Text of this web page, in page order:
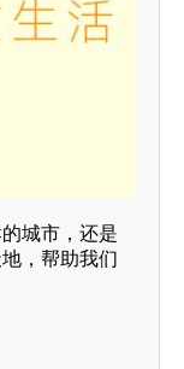
城市，还是
，帮助我们